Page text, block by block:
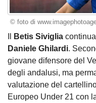
© foto di
Betis Siviglia
Daniele Ghilardi.
giovane difensore del
degli andalusi, ma
valutazione del
Europeo Under 21 con